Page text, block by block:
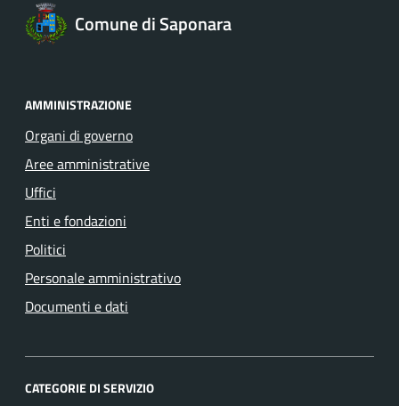
Comune di Saponara
AMMINISTRAZIONE
Organi di governo
Aree amministrative
Uffici
Enti e fondazioni
Politici
Personale amministrativo
Documenti e dati
CATEGORIE DI SERVIZIO